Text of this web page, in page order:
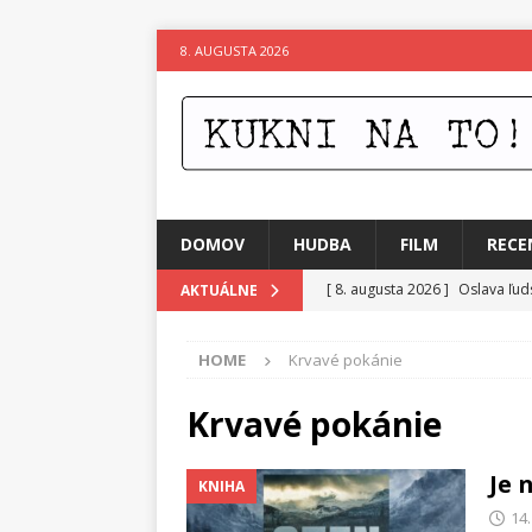
8. AUGUSTA 2026
DOMOV HUDBA FILM
AKTUÁLNE [ 8. augusta 2026 ] Oslava
[ 7. augusta 2026 ]
[ 6. augusta 2026 ]
[ 4. augusta 2026 ] Horkýže
HOME Krvavé pokánie
Krvavé pokánie
KNIHA Je